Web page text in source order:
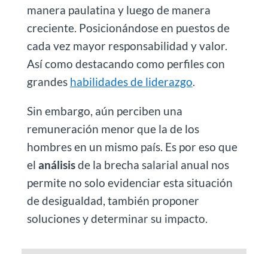
manera paulatina y luego de manera
creciente. Posicionándose en puestos de
cada vez mayor responsabilidad y valor.
Así como destacando como perfiles con
grandes habilidades de liderazgo.
Sin embargo, aún perciben una
remuneración menor que la de los
hombres en un mismo país. Es por eso que
el análisisde la brecha salarial anual nos
permite no solo evidenciar esta situación
de desigualdad, también proponer
soluciones y determinar su impacto.